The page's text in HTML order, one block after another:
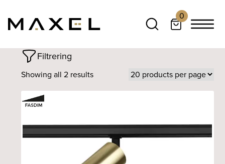
0
Filtrering
Showing all 2 results